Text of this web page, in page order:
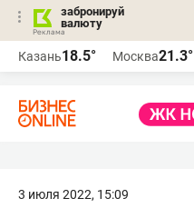
забронируй
валюту
Казань18.5° Москва21.3°
3 июля 2022, 15:09